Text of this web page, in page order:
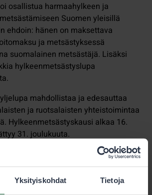
Yksityiskohdat Tietoja
osallistua harmaahylkeen ja
Suomen yleisillä
ehdoin: hänen on maksettava
ja metsästyksessä
suomalainen metsästäjä. Lisäksi
hylkeenmetsästyslupa
mahdollistaa ja edesauttaa
ja ruotsalaisten yhteistoimintaa
Hylkeenmetsästyskausi alkaa 16.
31. joulukuuta.
hankkimista tulee lukea
lupienhankinta- ja peruutusehdot.